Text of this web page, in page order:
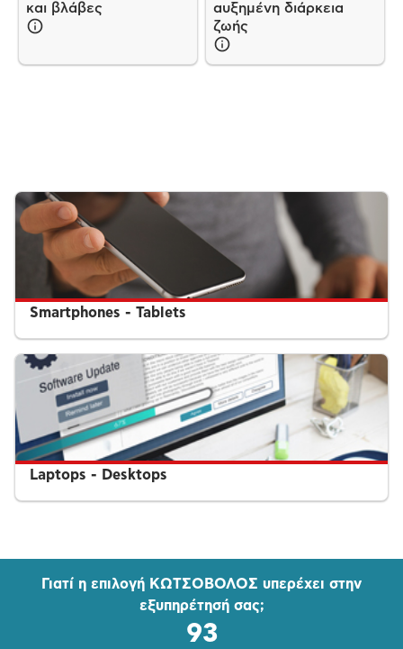
και βλάβες
αυξημένη διάρκεια
ζωής
Smartphones - Tablets
Laptops - Desktops
Γιατί η επιλογή ΚΩΤΣΟΒΟΛΟΣ υπερέχει στην
εξυπηρέτησή σας;
93